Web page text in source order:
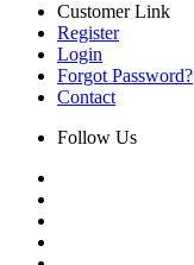
Customer Link
Register
Login
Forgot Password?
Contact
Follow Us